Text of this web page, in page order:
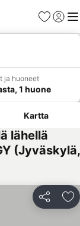
Suosikit
ja huoneet
1 huone
Kartta
lähellä
(Jyväskylä,
Jaa